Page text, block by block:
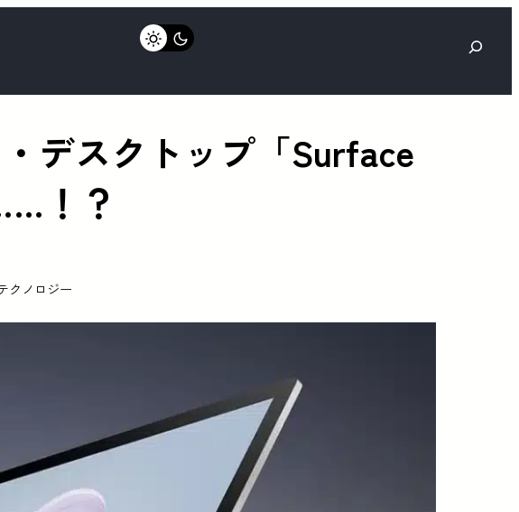
検
デスクトップ「Surface
！？
クノロジー